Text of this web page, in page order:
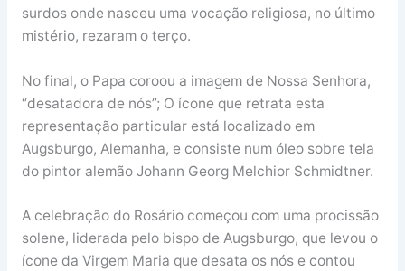
surdos onde nasceu uma vocação religiosa, no último
mistério, rezaram o terço.
No final, o Papa coroou a imagem de Nossa Senhora,
“desatadora de nós”; O ícone que retrata esta
representação particular está localizado em
Augsburgo, Alemanha, e consiste num óleo sobre tela
do pintor alemão Johann Georg Melchior Schmidtner.
A celebração do Rosário começou com uma procissão
solene, liderada pelo bispo de Augsburgo, que levou o
ícone da Virgem Maria que desata os nós e contou